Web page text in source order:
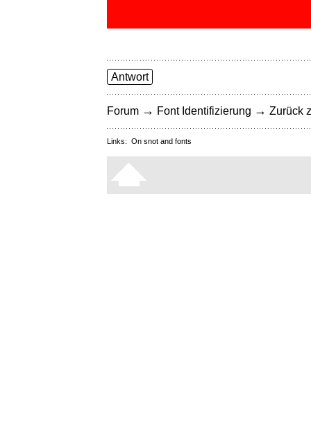
Antwort
Forum → Font Identifizierung → Zurück
Links: On snot and fonts